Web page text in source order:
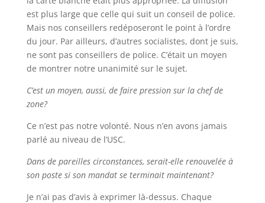
est plus large que celle qui suit un conseil de police.
Mais nos conseillers redéposeront le point à l’ordre
du jour. Par ailleurs, d’autres socialistes, dont je suis,
ne sont pas conseillers de police. C’était un moyen
de montrer notre unanimité sur le sujet.
C’est un moyen, aussi, de faire pression sur la chef de
zone?
Ce n’est pas notre volonté. Nous n’en avons jamais
parlé au niveau de l’USC.
Dans de pareilles circonstances, serait-elle renouvelée à
son poste si son mandat se terminait maintenant?
Je n’ai pas d’avis à exprimer là-dessus. Chaque